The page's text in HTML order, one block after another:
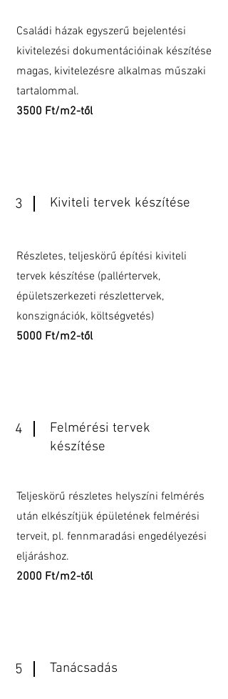
Családi házak egyszerű bejelentési
kivitelezési dokumentációinak készítése
magas, kivitelezésre alkalmas műszaki
tartalommal.
3500 Ft/m2-től
3 Kiviteli tervek készítése
Részletes, teljeskörű építési kiviteli
tervek készítése (pallértervek,
épületszerkezeti részlettervek,
konszignációk, költségvetés)
5000 Ft/m2-től
4
Felmérési tervek
készítése
Teljeskörű részletes helyszíni felmérés
után elkészítjük épületének felmérési
terveit, pl. fennmaradási engedélyezési
eljáráshoz.
2000 Ft/m2-től
5 Tanácsadás